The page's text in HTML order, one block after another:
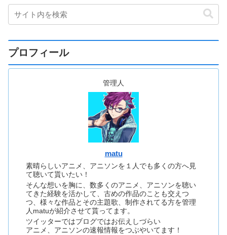
プロフィール
管理人
matu
素晴らしいアニメ、アニソンを１人でも多くの方へ見
て聴いて貰いたい！
そんな想いを胸に、数多くのアニメ、アニソンを聴い
てきた経験を活かして、古めの作品のことも交えつ
つ、様々な作品とその主題歌、制作されてる方を管理
人matuが紹介させて貰ってます。
ツイッターではブログではお伝えしづらい
アニメ、アニソンの速報情報をつぶやいてます！